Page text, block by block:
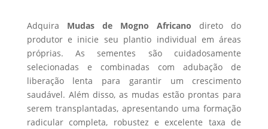
Adquira Mudas de Mogno Africano direto do
produtor e inicie seu plantio individual em áreas
próprias. As sementes são cuidadosamente
selecionadas e combinadas com adubação de
liberação lenta para garantir um crescimento
saudável. Além disso, as mudas estão prontas para
serem transplantadas, apresentando uma formação
radicular completa, robustez e excelente taxa de